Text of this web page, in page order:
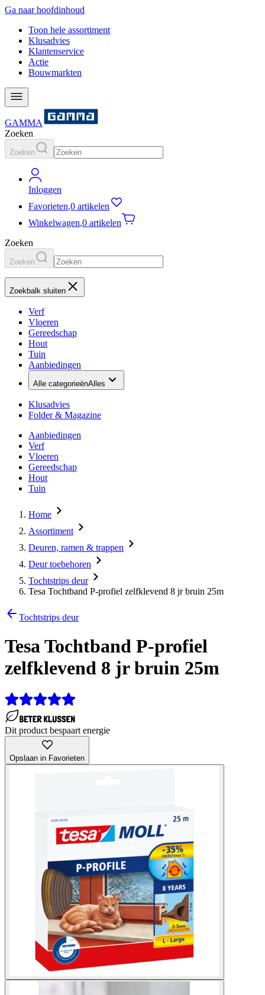
Ga naar hoofdinhoud
Toon hele assortiment
Klusadvies
Klantenservice
Actie
Bouwmarkten
GAMMA
Zoeken
Zoeken
Inloggen
Favorieten,0 artikelen
Winkelwagen,0 artikelen
Zoeken
Zoeken
Zoekbalk sluiten
Verf
Vloeren
Gereedschap
Hout
Tuin
Aanbiedingen
Alle categorieënAlles
Klusadvies
Folder & Magazine
Aanbiedingen
Verf
Vloeren
Gereedschap
Hout
Tuin
Home
Assortiment
Deuren, ramen & trappen
Deur toebehoren
Tochtstrips deur
Tesa Tochtband P-profiel zelfklevend 8 jr bruin 25m
Tochtstrips deur
Tesa Tochtband P-profiel
zelfklevend 8 jr bruin 25m
Dit product bespaart energie
Opslaan in Favorieten